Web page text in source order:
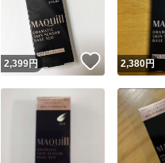
安心取
取引実績
取引実
商品
コピ
いね！
2,399円 いいね！
2,380円